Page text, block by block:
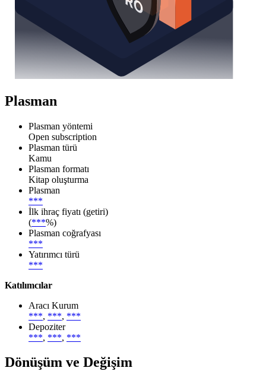
Plasman
Plasman yöntemi
Open subscription
Plasman türü
Kamu
Plasman formatı
Kitap oluşturma
Plasman
***
İlk ihraç fiyatı (getiri)
(***%)
Plasman coğrafyası
***
Yatırımcı türü
***
Katılımcılar
Aracı Kurum
***, ***, ***
Depoziter
***, ***, ***
Dönüşüm ve Değişim